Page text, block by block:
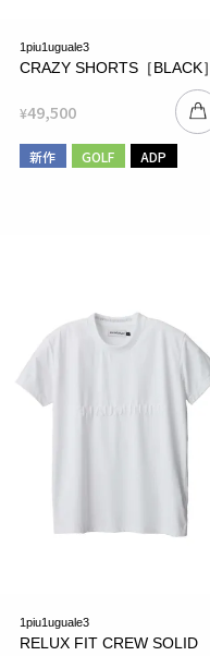
1piu1uguale3
CRAZY SHORTS［BLACK］
¥49,500
新作 GOLF ADP
1piu1uguale3
RELUX FIT CREW SOLID